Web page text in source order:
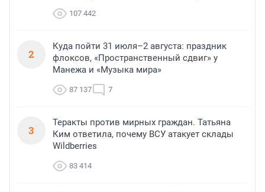
107 442
2
Куда пойти 31 июля–2 августа: праздник
флоксов, «Пространственный сдвиг» у
Манежа и «Музыка мира»
87 137 7
3
Теракты против мирных граждан. Татьяна
Ким ответила, почему ВСУ атакует склады
Wildberries
83 414